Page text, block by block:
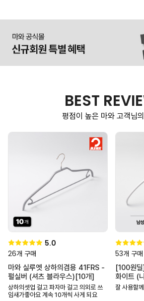
BEST
평점이 높은 마와 고객님
5.0
26개 구매
마와 실루엣 상하의겸용 41FRS -
펄실버 (셔츠 블라우스)[10개]
상하의셋업 걸고 파자마 걸고 의외로 쓰
임새가좋아요 계속 10개씩 사게 되요
53개 구매
[100원
화이트 (
잘 사용할